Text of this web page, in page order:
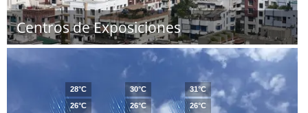
Centros de Exposiciones
28°C
26°C
30°C
26°C
31°C
26°C